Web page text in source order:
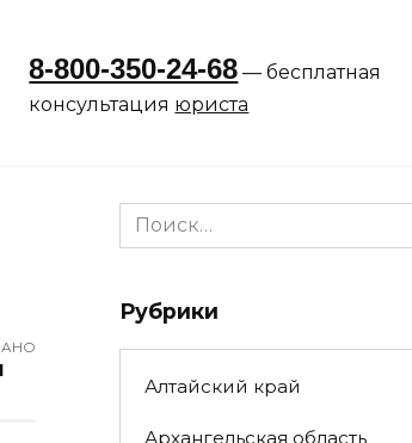
8-800-350-24-68 — бесплатная
консультация юриста
Search
for:
Рубрики
Алтайский край
Архангельская область